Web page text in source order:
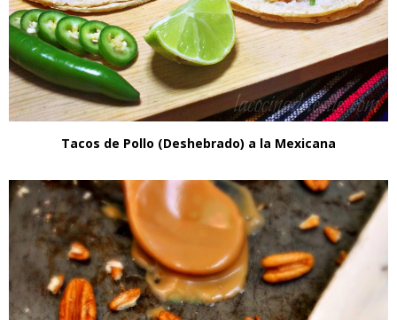
Tacos de Pollo (Deshebrado) a la Mexicana